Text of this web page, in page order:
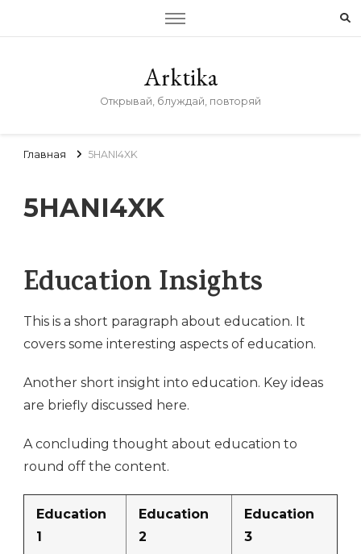
Arktika
Открывай, блуждай, повторяй
Главная 5HANI4XK
5HANI4XK
Education Insights
This is a short paragraph about education. It
covers some interesting aspects of education.
Another short insight into education. Key ideas
are briefly discussed here.
A concluding thought about education to
round off the content.
Education
1
Education
2
Education
3